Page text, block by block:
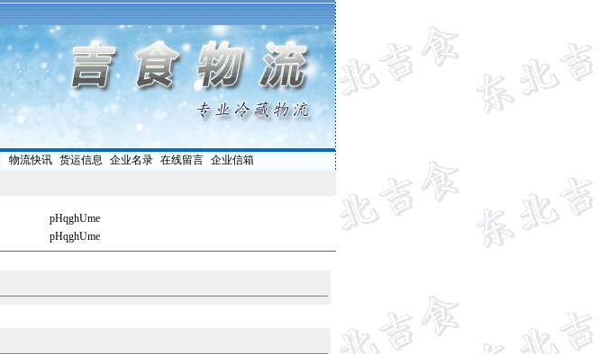
物流快讯| 货运信息 企业名录| 在线留言| 企业信箱
pHqghUme
pHqghUme